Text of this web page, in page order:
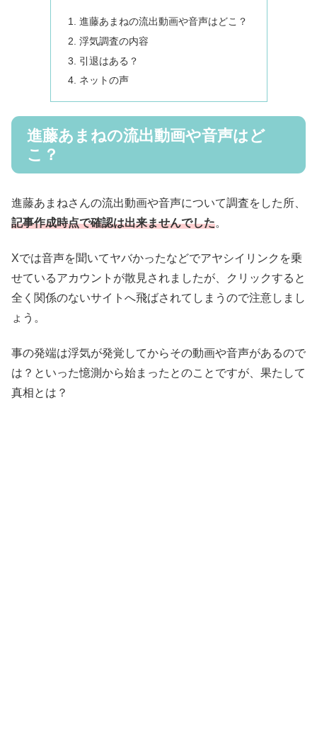
進藤あまねの流出動画や音声はどこ？
浮気調査の内容
引退はある？
ネットの声
進藤あまねの流出動画や音声はど
こ？
進藤あまねさんの流出動画や音声について調査をした所、
記事作成時点で確認は出来ませんでした。
Xでは音声を聞いてヤバかったなどでアヤシイリンクを乗
せているアカウントが散見されましたが、クリックすると
全く関係のないサイトへ飛ばされてしまうので注意しまし
ょう。
事の発端は浮気が発覚してからその動画や音声があるので
は？といった憶測から始まったとのことですが、果たして
真相とは？